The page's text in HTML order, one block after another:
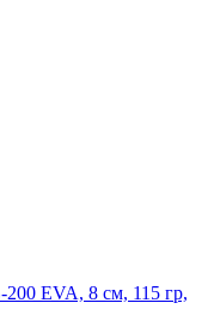
EVA, 8 см, 115 гр,